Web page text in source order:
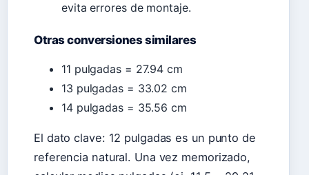
evita errores de montaje.
Otras conversiones similares
11 pulgadas = 27.94 cm
13 pulgadas = 33.02 cm
14 pulgadas = 35.56 cm
El dato clave: 12 pulgadas es un punto de
referencia natural. Una vez memorizado,